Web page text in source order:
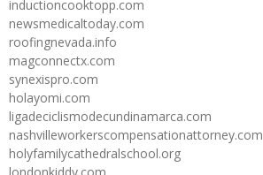
inductioncooktopp.com
newsmedicaltoday.com
roofingnevada.info
magconnectx.com
synexispro.com
holayomi.com
ligadeciclismodecundinamarca.com
nashvilleworkerscompensationattorney.com
holyfamilycathedralschool.org
londonkiddy.com